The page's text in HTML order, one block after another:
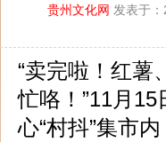
贵州文化网 发表于
“卖完啦！红薯
忙咯！”11月
心“村抖”集市